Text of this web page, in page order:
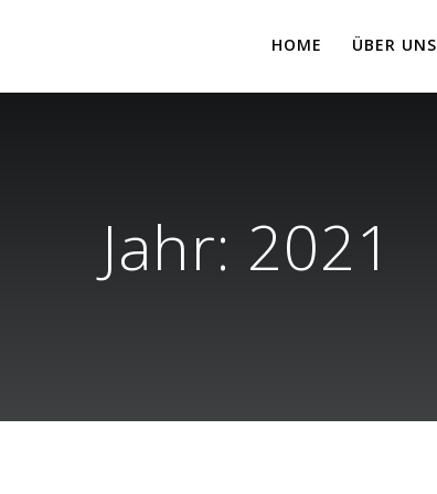
HOME ÜBER UNS
Jahr: 2021